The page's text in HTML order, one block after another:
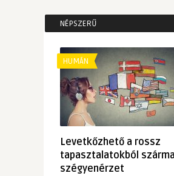
NÉPSZERŰ
HUMÁN
Levetkőzhető a rossz
tapasztalatokból
szégyenérzet